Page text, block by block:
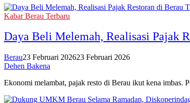
Kabar Berau Terbaru
Daya Beli Melemah, Realisasi Pajak
Berau23 Februari 202623 Februari 2026
Dehen Bakena
Ekonomi melambat, pajak resto di Berau ikut kena imbas.